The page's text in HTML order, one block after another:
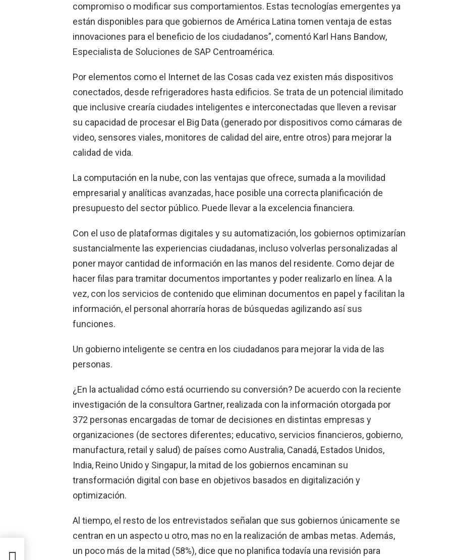
compromiso o modificar sus comportamientos. Estas tecnologías emergentes ya
están disponibles para que gobiernos de América Latina tomen ventaja de estas
innovaciones para el beneficio de los ciudadanos”, comentó Karl Hans Bandow,
Especialista de Soluciones de SAP Centroamérica.
Por elementos como el Internet de las Cosas cada vez existen más dispositivos
conectados, desde refrigeradores hasta edificios. Se trata de un potencial ilimitado
que inclusive crearía ciudades inteligentes e interconectadas que lleven a revisar
su capacidad de procesar el Big Data (generado por dispositivos como cámaras de
video, sensores viales, monitores de calidad del aire, entre otros) para mejorar la
calidad de vida.
La computación en la nube, con las ventajas que ofrece, sumada a la movilidad
empresarial y analíticas avanzadas, hace posible una correcta planificación de
presupuesto del sector público. Puede llevar a la excelencia financiera.
Con el uso de plataformas digitales y su automatización, los gobiernos optimizarían
sustancialmente las experiencias ciudadanas, incluso volverlas personalizadas al
poner mayor cantidad de información en las manos del residente. Como dejar de
hacer filas para tramitar documentos importantes y poder realizarlo en línea. A la
vez, con los servicios de contenido que eliminan documentos en papel y facilitan la
información, el personal ahorraría horas de búsquedas agilizando así sus
funciones.
Un gobierno inteligente se centra en los ciudadanos para mejorar la vida de las
personas.
¿En la actualidad cómo está ocurriendo su conversión? De acuerdo con la reciente
investigación de la consultora Gartner, realizada con la información otorgada por
372 personas encargadas de tomar de decisiones en distintas empresas y
organizaciones (de sectores diferentes; educativo, servicios financieros, gobierno,
manufactura, retail y salud) de países como Australia, Canadá, Estados Unidos,
India, Reino Unido y Singapur, la mitad de los gobiernos encaminan su
transformación digital con base en objetivos basados en digitalización y
optimización.
Al tiempo, el resto de los entrevistados señalan que sus gobiernos únicamente se
centran en un aspecto u otro, mas no en la realización de ambas metas. Además,
un poco más de la mitad (58%), dice que no planifica todavía una revisión para